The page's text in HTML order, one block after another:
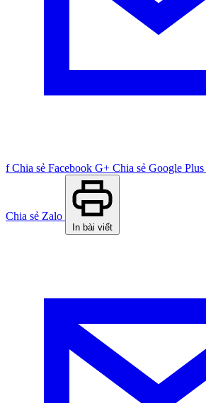
fChia sẻ Facebook G+ Chia sẻ Google Plus
Chia sẻ Zalo
In bài viết